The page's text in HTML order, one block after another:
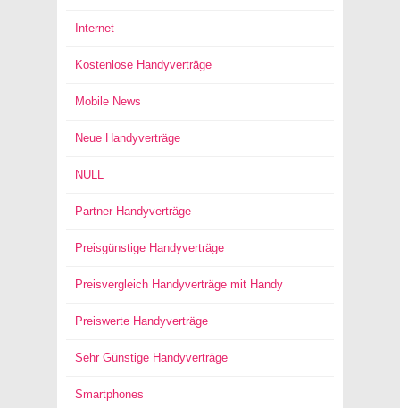
Internet
Kostenlose Handyverträge
Mobile News
Neue Handyverträge
NULL
Partner Handyverträge
Preisgünstige Handyverträge
Preisvergleich Handyverträge mit Handy
Preiswerte Handyverträge
Sehr Günstige Handyverträge
Smartphones